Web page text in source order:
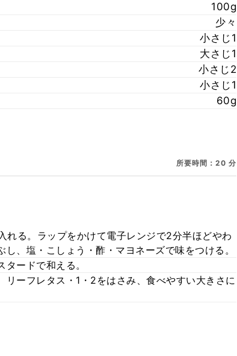
100g
少々
小さじ1
大さじ1
小さじ2
小さじ1
60g
所要時間：20 分
る。ラップをかけて電子レンジで2分半ほどやわ
、塩・こしょう・酢・マヨネーズで味をつける。
ードで和える。
リーフレタス・1・2をはさみ、食べやすい大きさに